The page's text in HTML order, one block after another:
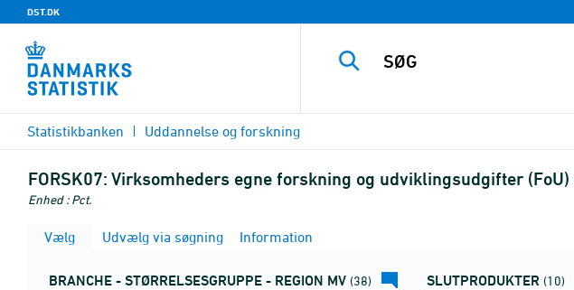
DST.DK
Statistikbanken Uddannelse og forskning
FORSK07: Virksomheders egne forskning og udviklingsudgifter
Enhed : Pct.
Vælg Udvælg via søgning Information
BRANCHE - STØRRELSESGRUPPE - REGION MV (38) SLUTPRODUKTER (10)